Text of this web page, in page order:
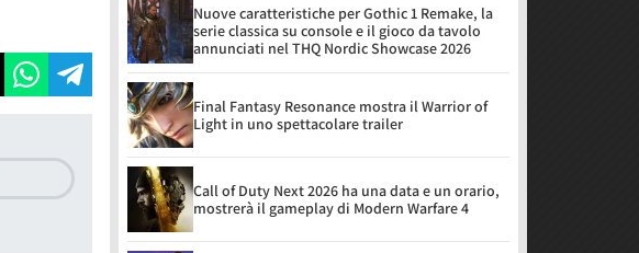
Nuove caratteristiche per Gothic 1 Remake, la
serie classica su console e il gioco da tavolo
annunciati nel THQ Nordic Showcase 2026
Final Fantasy Resonance mostra il Warrior of
Light in uno spettacolare trailer
Call of Duty Next 2026 ha una data e un orario,
mostrerà il gameplay di Modern Warfare 4